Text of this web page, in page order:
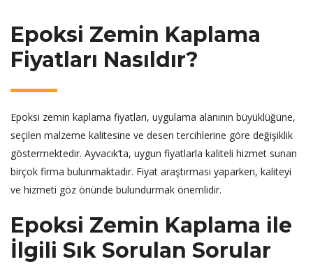
Epoksi Zemin Kaplama
Fiyatları Nasıldır?
Epoksi zemin kaplama fiyatları, uygulama alanının büyüklüğüne,
seçilen malzeme kalitesine ve desen tercihlerine göre değişiklik
göstermektedir. Ayvacık’ta, uygun fiyatlarla kaliteli hizmet sunan
birçok firma bulunmaktadır. Fiyat araştırması yaparken, kaliteyi
ve hizmeti göz önünde bulundurmak önemlidir.
Epoksi Zemin Kaplama ile
İlgili Sık Sorulan Sorular